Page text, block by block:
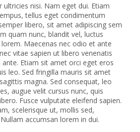
ultricies nisi. Nam eget dui. Etiam
tellus eget condimentum
libero, sit amet adipiscing sem
quam nunc, blandit vel, luctus
Maecenas nec odio et ante
vitae sapien ut libero venenatis
ante. Etiam sit amet orci eget eros
leo. Sed fringilla mauris sit amet
magna. Sed consequat, leo
augue velit cursus nunc, quis
Fusce vulputate eleifend sapien.
scelerisque ut, mollis sed,
accumsan lorem in dui.